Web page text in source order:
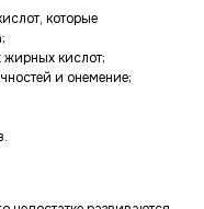
которые
кислот;
и онемение;